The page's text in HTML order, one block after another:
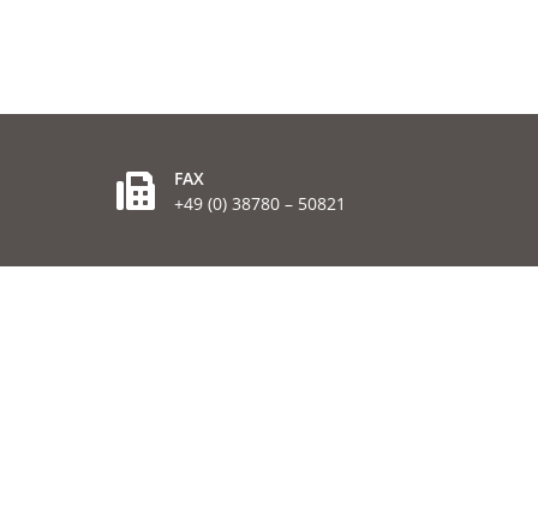
FAX
+49 (0) 38780 – 50821